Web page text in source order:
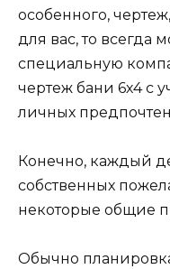
особенного,
для вас, то всегда
специальную
чертеж бани 6х4 с
личных
Конечно, каждый
собственных
некоторые общие
Обычно